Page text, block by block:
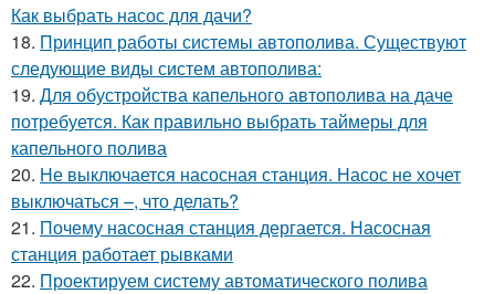
Как выбрать насос для дачи?
18. Принцип работы системы автополива. Существуют
следующие виды систем автополива:
19. Для обустройства капельного автополива на даче
потребуется. Как правильно выбрать таймеры для
капельного полива
20. Не выключается насосная станция. Насос не хочет
выключаться –, что делать?
21. Почему насосная станция дергается. Насосная
станция работает рывками
22. Проектируем систему автоматического полива